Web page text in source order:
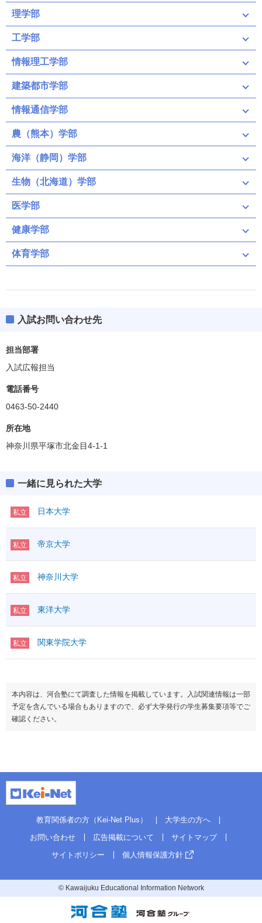
理学部
工学部
情報理工学部
建築都市学部
情報通信学部
農（熊本）学部
海洋（静岡）学部
生物（北海道）学部
医学部
健康学部
体育学部
入試お問い合わせ先
担当部署
入試広報担当
電話番号
0463-50-2440
所在地
神奈川県平塚市北金目4-1-1
一緒に見られた大学
私立 日本大学
私立 帝京大学
私立 神奈川大学
私立 東洋大学
私立 関東学院大学
本内容は、河合塾にて調査した情報を掲載しています。入試関連情報は一部
予定を含んでいる場合もありますので、必ず大学発行の学生募集要項等でご
確認ください。
教育関係者の方（Kei-Net Plus）
大学生の方へ
お問い合わせ
広告掲載について
サイトマップ
サイトポリシー
個人情報保護方針
© Kawaijuku Educational Information Network